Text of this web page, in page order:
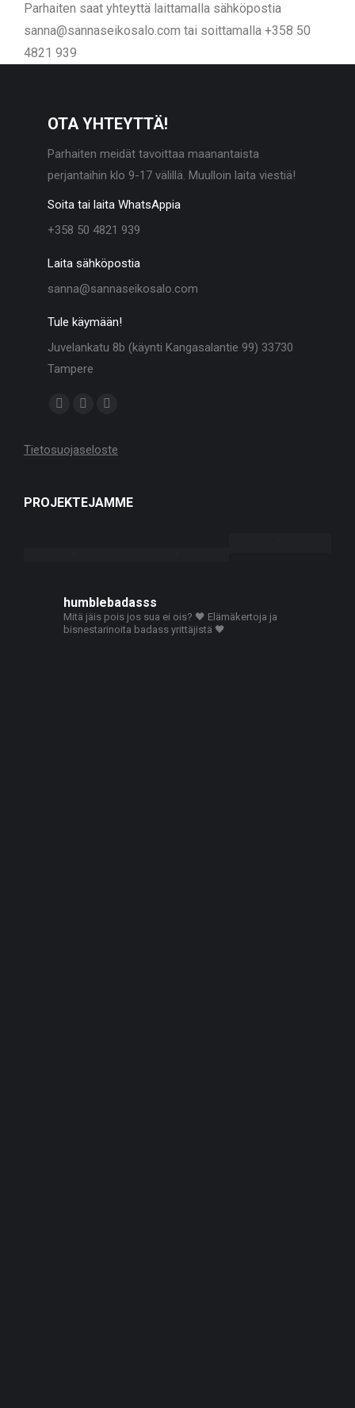
Parhaiten saat yhteyttä laittamalla sähköpostia
sanna@sannaseikosalo.com tai soittamalla +358 50
4821 939
OTA YHTEYTTÄ!
Parhaiten meidät tavoittaa maanantaista
perjantaihin klo 9-17 välillä. Muulloin laita viestiä!
Soita tai laita WhatsAppia
+358 50 4821 939
Laita sähköpostia
sanna@sannaseikosalo.com
Tule käymään!
Juvelankatu 8b (käynti Kangasalantie 99) 33730
Tampere
Find us on:
opens
new
opens
new
opens
new
Tietosuojaseloste
PROJEKTEJAMME
humblebadasss
Mitä jäis pois jos sua ei ois? 🖤 Elämäkertoja ja
bisnestarinoita badass yrittäjistä 🖤